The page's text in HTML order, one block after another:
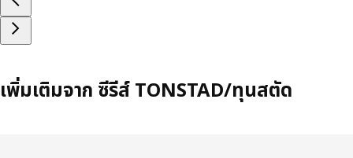
เพิ่มเติมจาก ซีรีส์ TONSTAD/ทุนสตัด